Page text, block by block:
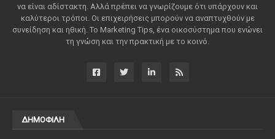
να είναι αδίστακτη. Αλλά πρέπει να γνωρίζουμε ότι υπάρχουν και
καλύτεροι τρόποι. Οι επιχειρήσεις μπορούν να αναπτυχθούν με
συνείδηση ​​και ηθική. Το Marketing Tips, ένα οικοσύστημα που ενώνει
τη γνώση και την πρακτική με το κοινό.
ΔΗΜΟΦΙΛΗ